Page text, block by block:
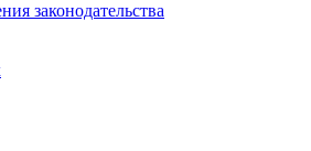
законодательства